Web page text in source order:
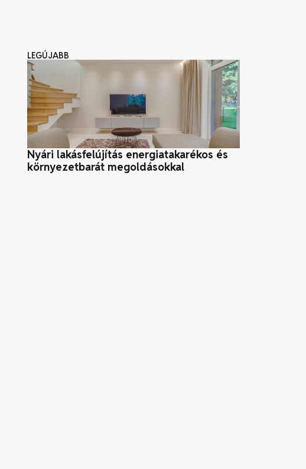
LEGÚJABB
Nyári lakásfelújítás energiatakarékos és
környezetbarát megoldásokkal